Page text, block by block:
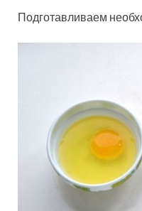
Подготавливаем